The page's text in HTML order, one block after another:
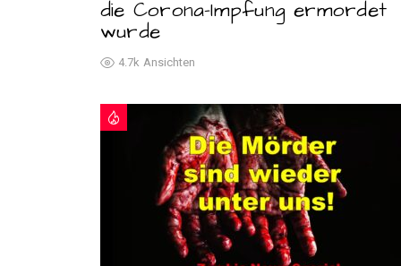
4.7k Ansichten
die Corona-Impfung ermordet
wurde